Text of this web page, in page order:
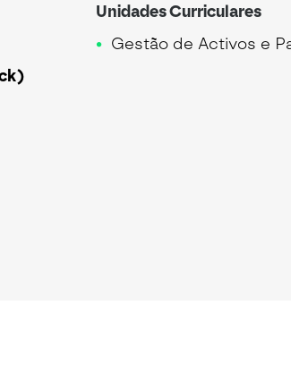
Unidades Curriculares
Gestão de Activos e